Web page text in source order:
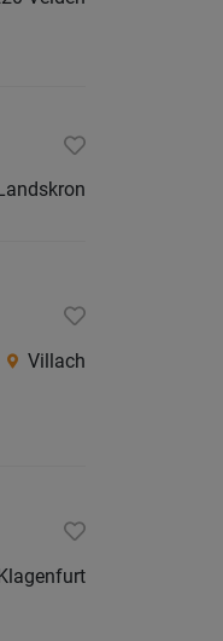
Villach